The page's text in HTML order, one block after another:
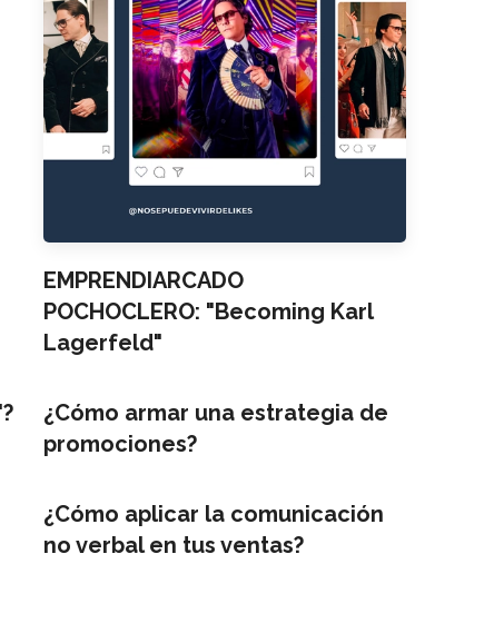
EMPRENDIARCADO
POCHOCLERO: "Becoming Karl
Lagerfeld"
¿Cómo armar una estrategia de
promociones?
¿Cómo aplicar la comunicación
no verbal en tus ventas?